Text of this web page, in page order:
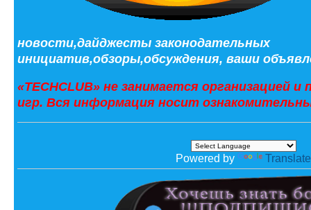
новости,дайджесты законодательных
инициатив,обзоры,обсуждения, ваши
«TECHCLUB» не занимается организацией
игр. Вся информация носит
Powered by Translate